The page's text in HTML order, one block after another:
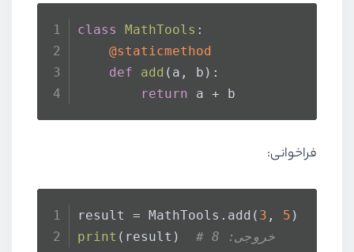
class MathTools :
    @staticmethod
def
add ( a, b ):
return a + b
فراخوانی:
result = MathTools.add( 3 , 5 )
print (result) # خروجی: 8